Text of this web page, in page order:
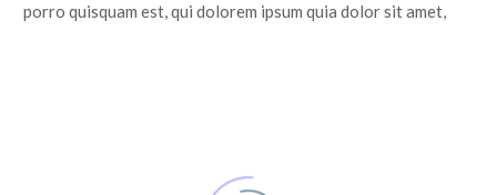
porro quisquam est, qui dolorem ipsum quia dolor sit amet,